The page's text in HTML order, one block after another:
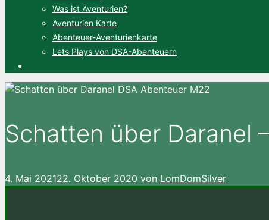
Was ist Aventurien?
Aventurien Karte
Abenteuer-Aventurienkarte
Lets Plays von DSA-Abenteuern
Schatten über Daranel
4. Mai 202122. Oktober 2020 von LomDomSilver